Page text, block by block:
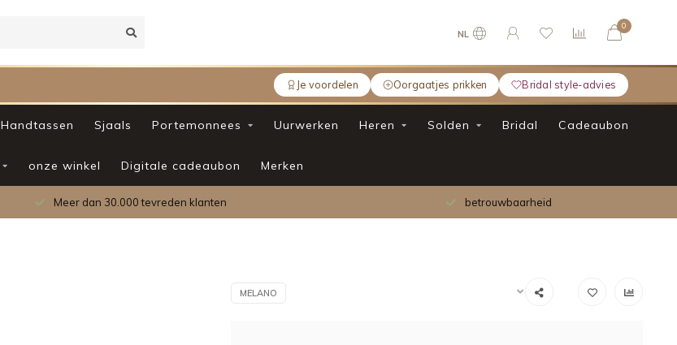
Je voordelen Oorgaatjes prikken Bridal style-advies
NL
0
Handtassen Sjaals Portemonnees Uurwerken Heren Solden Bridal Cadeaubon
onze winkel Digitale cadeaubon Merken
betrouwbaarheid Gratis verzending bij bestelling boven
MELANO